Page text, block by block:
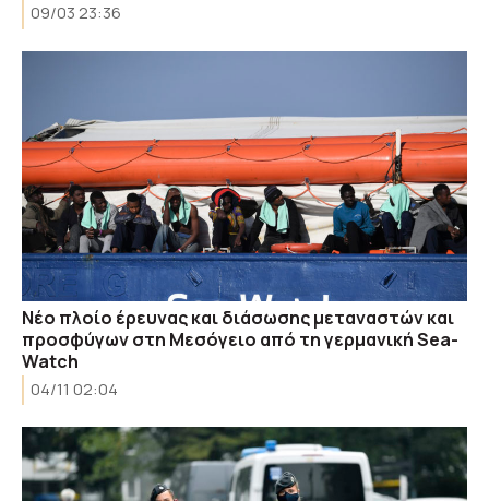
09/03 23:36
Νέο πλοίο έρευνας και διάσωσης μεταναστών και
προσφύγων στη Μεσόγειο από τη γερμανική Sea-
Watch
04/11 02:04